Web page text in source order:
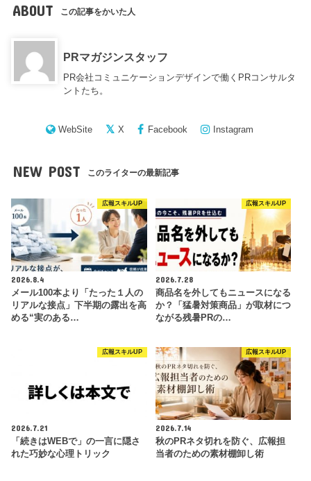
ABOUT この記事をかいた人
PRマガジンスタッフ
PR会社コミュニケーションデザインで働くPRコンサルタ
ントたち。
WebSite X Facebook Instagram
NEW POST このライターの最新記事
広報スキルUP
2026.8.4
メール100本より「たった１人の
リアルな接点」下半期の露出を高
める“実のある…
広報スキルUP
2026.7.28
商品名を外してもニュースになる
か？「猛暑対策商品」が取材につ
ながる残暑PRの…
広報スキルUP
2026.7.21
「続きはWEBで」の一言に隠さ
れた巧妙な心理トリック
広報スキルUP
2026.7.14
秋のPRネタ切れを防ぐ、広報担
当者のための素材棚卸し術